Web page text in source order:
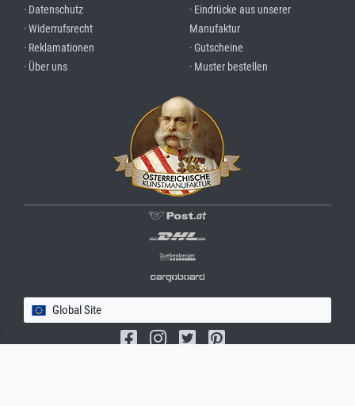
· Datenschutz
· Widerrufsrecht
· Reklamationen
· Über uns
· Eindrücke aus unserer
Manufaktur
· Gutscheine
· Muster bestellen
Global Site